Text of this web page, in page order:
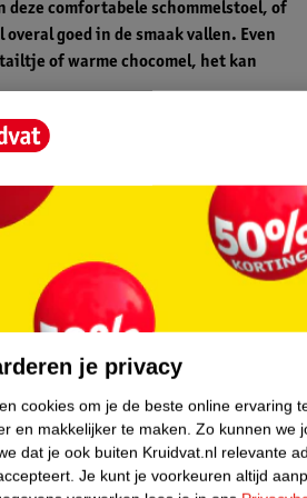
comfortabele schommelstoel, of
goed in de smaak vallen. Even
of warme chocomel, het kan
zorgt ervoor dat hij niet alleen bij u, maar
En door de handvaten aan de
valt deze stoel ook goed in de smaak bij
je privacy
cookies om je de beste online ervaring
en makkelijker te maken. Zo kunnen we
dat je ook buiten Kruidvat.nl relevante
Je kunt je voorkeuren altijd